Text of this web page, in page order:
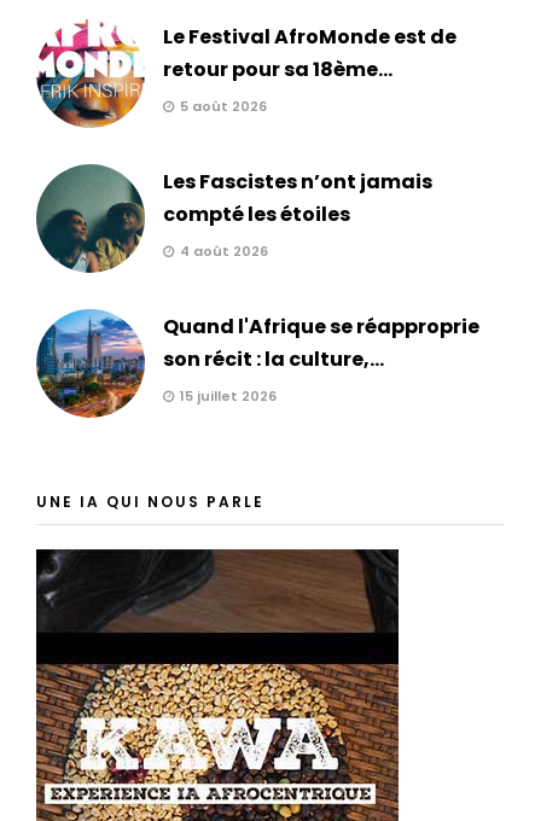
Le Festival AfroMonde est de
retour pour sa 18ème...
5 août 2026
Les Fascistes n’ont jamais
compté les étoiles
4 août 2026
Quand l'Afrique se réapproprie
son récit : la culture,...
15 juillet 2026
UNE IA QUI NOUS PARLE